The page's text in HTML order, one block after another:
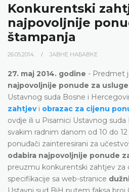
Konkurentski
najpovoljnije
štampanja
26.05.2014. ЈАВНЕ НАБАВКЕ
27. maj 2014. godine - Predmet
najpovoljnije ponude za
Ustavnog suda Bosne i
zahtjevi obrazac za cijenu
ovdje ili u Pisarnici Ustavnog
svakim radnim danom od 10 do 12
ponuđači zainteresirani za
odabira najpovoljnije ponude
preuzmu konkurentski zahtjev za
specifikacije sa web-stranice